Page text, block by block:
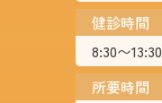
健診時間
8:30〜13:30
所要時間